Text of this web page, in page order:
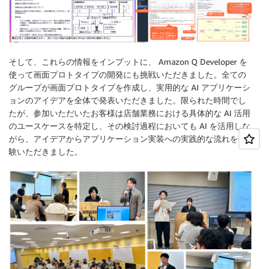
そして、これらの情報をインプットに、 Amazon Q Developer を
使って画面プロトタイプの開発にも挑戦いただきました。全ての
グループが画面プロトタイプを作成し、実用的な AI アプリケーシ
ョンのアイデアを全体で発表いただきました。限られた時間でし
たが、参加いただいたお客様は店舗業務における具体的な AI 活用
のユースケースを特定し、その検討過程においても AI を活用しな
がら、アイデアからアプリケーション実装への実践的な流れを体
験いただきました。